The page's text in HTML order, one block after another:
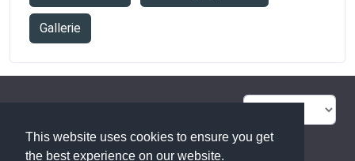
This website uses cookies to ensure you get
the best experience on our website.
Gallerie
Glossar Kontakt